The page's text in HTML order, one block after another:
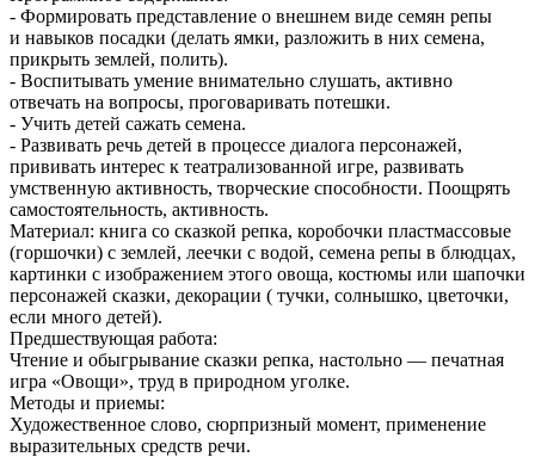
- Формировать представление о внешнем виде семян репы
и навыков посадки (делать ямки, разложить в них семена,
прикрыть землей, полить).
- Воспитывать умение внимательно слушать, активно
отвечать на вопросы, проговаривать потешки.
- Учить детей сажать семена.
- Развивать речь детей в процессе диалога персонажей,
прививать интерес к театрализованной игре, развивать
умственную активность, творческие способности. Поощрять
самостоятельность, активность.
Материал: книга со сказкой репка, коробочки пластмассовые
(горшочки) с землей, леечки с водой, семена репы в блюдцах,
картинки с изображением этого овоща, костюмы или шапочки
персонажей сказки, декорации ( тучки, солнышко, цветочки,
если много детей).
Предшествующая работа:
Чтение и обыгрывание сказки репка, настольно — печатная
игра «Овощи», труд в природном уголке.
Методы и приемы:
Художественное слово, сюрпризный момент, применение
выразительных средств речи.